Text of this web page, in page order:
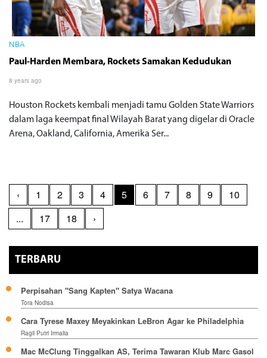
NBA
Paul-Harden Membara, Rockets Samakan Kedudukan
8 years ago
Houston Rockets kembali menjadi tamu Golden State Warriors
dalam laga keempat final Wilayah Barat yang digelar di Oracle
Arena, Oakland, California, Amerika Ser...
‹ 1 2 3 4 5 6 7 8 9
10
...
17 18 ›
TERBARU
Perpisahan "Sang Kapten" Satya Wacana
Tora Nodisa
Cara Tyrese Maxey Meyakinkan LeBron Agar ke Philadelphia
Ragil Putri Irmalia
Mac McClung Tinggalkan AS, Terima Tawaran Klub Marc Gasol